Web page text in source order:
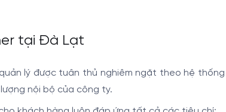
tại Đà Lạt
lý được tuân thủ nghiêm ngặt theo hệ
nội bộ của công ty.